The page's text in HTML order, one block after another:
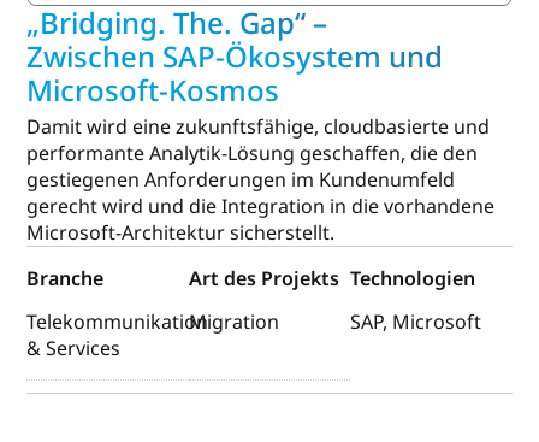
„Bridging. The. Gap“ –
Zwischen SAP-Ökosystem und
Microsoft-Kosmos
Damit wird eine zukunftsfähige, cloudbasierte und
performante Analytik-Lösung geschaffen, die den
gestiegenen Anforderungen im Kundenumfeld
gerecht wird und die Integration in die vorhandene
Microsoft-Architektur sicherstellt.
Branche
Telekommunikation
& Services
Art des Projekts
Migration
Technologien
SAP, Microsoft